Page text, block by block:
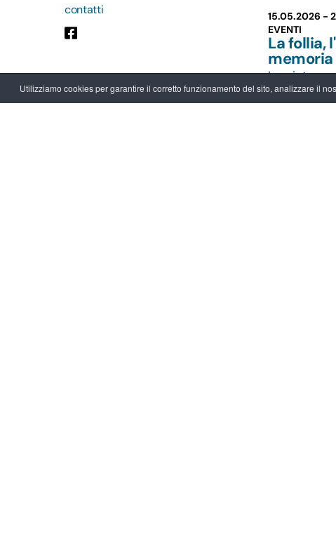
Utilizziamo cookies per garantire il corretto funzionamento del sito, analizzare il
contatti
15.05.2026 -
EVENTI
La follia,
memoria
Leggi